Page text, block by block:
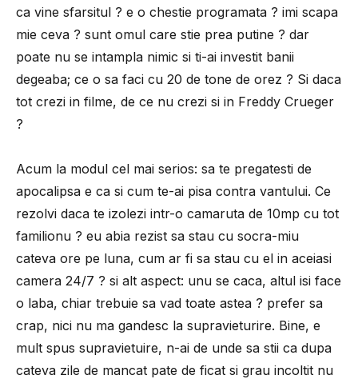
ca vine sfarsitul ? e o chestie programata ? imi scapa
mie ceva ? sunt omul care stie prea putine ? dar
poate nu se intampla nimic si ti-ai investit banii
degeaba; ce o sa faci cu 20 de tone de orez ? Si daca
tot crezi in filme, de ce nu crezi si in Freddy Crueger
?
Acum la modul cel mai serios: sa te pregatesti de
apocalipsa e ca si cum te-ai pisa contra vantului. Ce
rezolvi daca te izolezi intr-o camaruta de 10mp cu tot
familionu ? eu abia rezist sa stau cu socra-miu
cateva ore pe luna, cum ar fi sa stau cu el in aceiasi
camera 24/7 ? si alt aspect: unu se caca, altul isi face
o laba, chiar trebuie sa vad toate astea ? prefer sa
crap, nici nu ma gandesc la supravieturire. Bine, e
mult spus supravietuire, n-ai de unde sa stii ca dupa
cateva zile de mancat pate de ficat si grau incoltit nu